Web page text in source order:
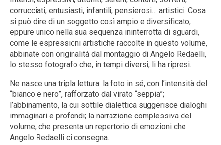
corrucciati, entusiasti, infantili, pensierosi… artistici. Cosa
si può dire di un soggetto così ampio e diversificato,
eppure unico nella sua sequenza ininterrotta di sguardi,
come le espressioni artistiche raccolte in questo volume,
abbinate con originalità dal montaggio di Angelo Redaelli,
lo stesso fotografo che, in tempi diversi, li ha ripresi.
Ne nasce una tripla lettura: la foto in sé, con l’intensità del
“bianco e nero”, rafforzato dal virato “seppia”;
l’abbinamento, la cui sottile dialettica suggerisce dialoghi
immaginari e profondi; la narrazione complessiva del
volume, che presenta un repertorio di emozioni che
Angelo Redaelli ci consegna.